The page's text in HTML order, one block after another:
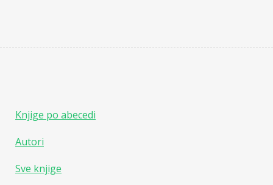
Knjige po abecedi
Autori
Sve knjige